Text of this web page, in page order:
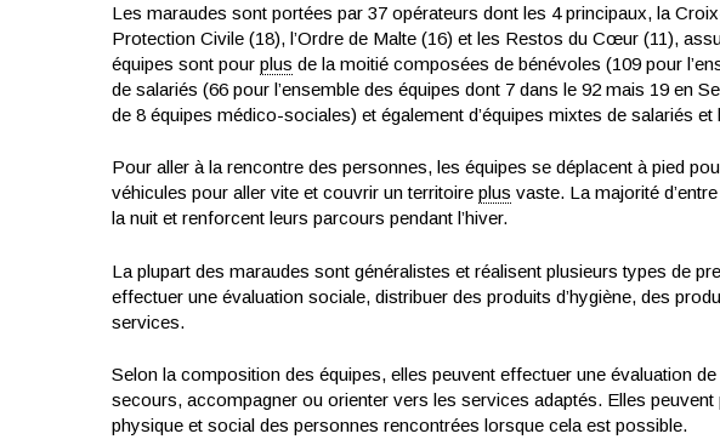
Les maraudes sont portées par 37 opérateurs dont les 4 principaux, la
Protection Civile (18), l’Ordre de Malte (16) et les Restos du Cœur (11),
équipes sont pour plus de la moitié composées de bénévoles (109 pour
de salariés (66 pour l’ensemble des équipes dont 7 dans le 92 mais 19 en
de 8 équipes médico-sociales) et également d’équipes mixtes de salariés
Pour aller à la rencontre des personnes, les équipes se déplacent à pied
véhicules pour aller vite et couvrir un territoire plus vaste. La majorité
la nuit et renforcent leurs parcours pendant l’hiver.
La plupart des maraudes sont généralistes et réalisent plusieurs types de
effectuer une évaluation sociale, distribuer des produits d’hygiène, des
services.
Selon la composition des équipes, elles peuvent effectuer une évaluation
secours, accompagner ou orienter vers les services adaptés. Elles peuvent
physique et social des personnes rencontrées lorsque cela est possible.